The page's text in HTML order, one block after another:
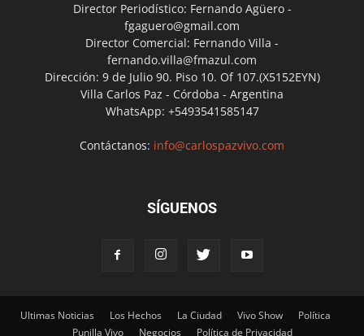
Director Periodístico: Fernando Agüero -
fgaguero@gmail.com
Director Comercial: Fernando Villa -
fernando.villa@fmazul.com
Dirección: 9 de Julio 90. Piso 10. Of 107.(X5152EYN)
Villa Carlos Paz - Córdoba - Argentina
WhatsApp: +5493541585147
Contáctanos: info@carlospazvivo.com
SÍGUENOS
Ultimas Noticias Los Hechos La Ciudad Vivo Show
Política
Punilla Vivo
Negocios Política de Privacidad